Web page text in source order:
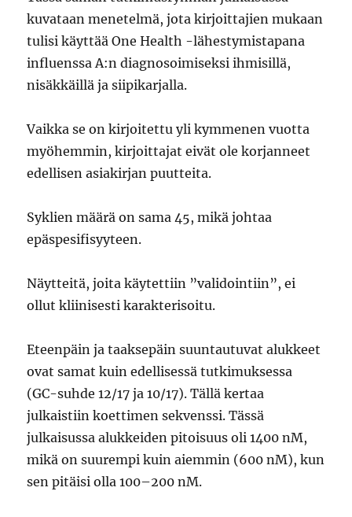
kuvataan menetelmä, jota kirjoittajien mukaan
tulisi käyttää One Health -lähestymistapana
influenssa A:n diagnosoimiseksi ihmisillä,
nisäkkäillä ja siipikarjalla.
Vaikka se on kirjoitettu yli kymmenen vuotta
myöhemmin, kirjoittajat eivät ole korjanneet
edellisen asiakirjan puutteita.
Syklien määrä on sama 45, mikä johtaa
epäspesifisyyteen.
Näytteitä, joita käytettiin ”validointiin”, ei
ollut kliinisesti karakterisoitu.
Eteenpäin ja taaksepäin suuntautuvat alukkeet
ovat samat kuin edellisessä tutkimuksessa
(GC-suhde 12/17 ja 10/17). Tällä kertaa
julkaistiin koettimen sekvenssi. Tässä
julkaisussa alukkeiden pitoisuus oli 1400 nM,
mikä on suurempi kuin aiemmin (600 nM), kun
sen pitäisi olla 100–200 nM.